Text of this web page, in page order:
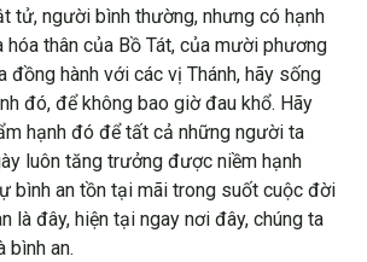
tử, người bình thường, nhưng có hạnh
hóa thân của Bồ Tát, của mười phương
đồng hành với các vị Thánh, hãy sống
đó, để không bao giờ đau khổ. Hãy
hạnh đó để tất cả những người ta
luôn tăng trưởng được niềm hạnh
bình an tồn tại mãi trong suốt cuộc đời
là đây, hiện tại ngay nơi đây, chúng ta
bình an.